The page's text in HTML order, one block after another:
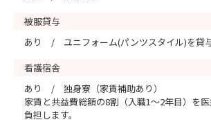
被服貸与
あり / ユニフォーム(パンツスタイル)を貸
看護宿舎
あり / 独身寮（家賃補助あり）
家賃と共益費総額の8割（入職1～2年目）を
負担します。